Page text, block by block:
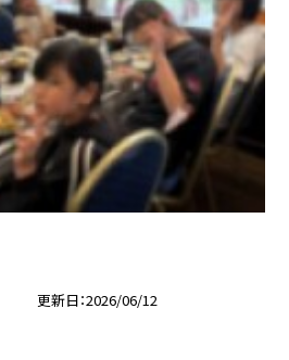
更新日 2026/06/12